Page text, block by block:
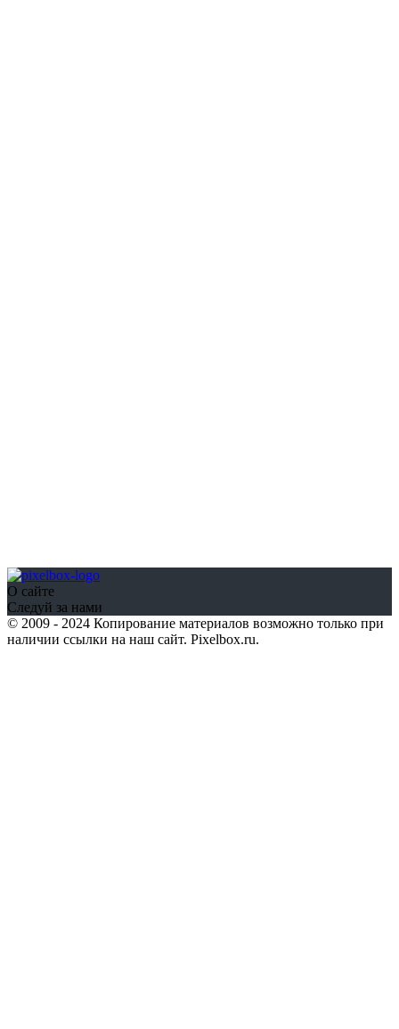
О сайте
Следуй за нами
© 2009 - 2024 Копирование материалов возможно только при
наличии ссылки на наш сайт. Pixelbox.ru.